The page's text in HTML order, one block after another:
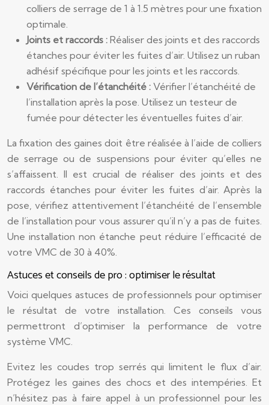
colliers de serrage de 1 à 1.5 mètres pour une fixation
optimale.
Joints et raccords : Réaliser des joints et des raccords
étanches pour éviter les fuites d’air. Utilisez un ruban
adhésif spécifique pour les joints et les raccords.
Vérification de l’étanchéité : Vérifier l’étanchéité de
l’installation après la pose. Utilisez un testeur de
fumée pour détecter les éventuelles fuites d’air.
La fixation des gaines doit être réalisée à l’aide de colliers
de serrage ou de suspensions pour éviter qu’elles ne
s’affaissent. Il est crucial de réaliser des joints et des
raccords étanches pour éviter les fuites d’air. Après la
pose, vérifiez attentivement l’étanchéité de l’ensemble
de l’installation pour vous assurer qu’il n’y a pas de fuites.
Une installation non étanche peut réduire l’efficacité de
votre VMC de 30 à 40%.
Astuces et conseils de pro : optimiser le résultat
Voici quelques astuces de professionnels pour optimiser
le résultat de votre installation. Ces conseils vous
permettront d’optimiser la performance de votre
système VMC.
Evitez les coudes trop serrés qui limitent le flux d’air.
Protégez les gaines des chocs et des intempéries. Et
n’hésitez pas à faire appel à un professionnel pour les